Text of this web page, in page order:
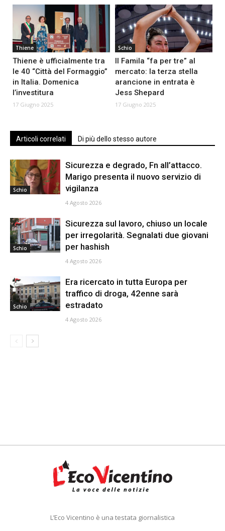
Thiene
Thiene è ufficialmente tra
le 40 “Città del Formaggio”
in Italia. Domenica
l’investitura
17 Giugno 2025
Schio
Il Famila “fa per tre” al
mercato: la terza stella
arancione in entrata è
Jess Shepard
17 Giugno 2025
Articoli correlati Di più dello stesso autore
Schio
Sicurezza e degrado, Fn all’attacco.
Marigo presenta il nuovo servizio di
vigilanza
4 Agosto 2026
Schio
Sicurezza sul lavoro, chiuso un locale
per irregolarità. Segnalati due giovani
per hashish
4 Agosto 2026
Schio
Era ricercato in tutta Europa per
traffico di droga, 42enne sarà
estradato
4 Agosto 2026
L’Eco Vicentino è una testata giornalistica